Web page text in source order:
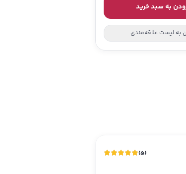
به سبد خرید
به لیست علاقه‌مندی
(
5
)